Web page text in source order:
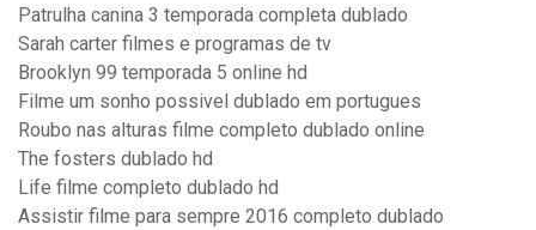
Patrulha canina 3 temporada completa dublado
Sarah carter filmes e programas de tv
Brooklyn 99 temporada 5 online hd
Filme um sonho possivel dublado em portugues
Roubo nas alturas filme completo dublado online
The fosters dublado hd
Life filme completo dublado hd
Assistir filme para sempre 2016 completo dublado